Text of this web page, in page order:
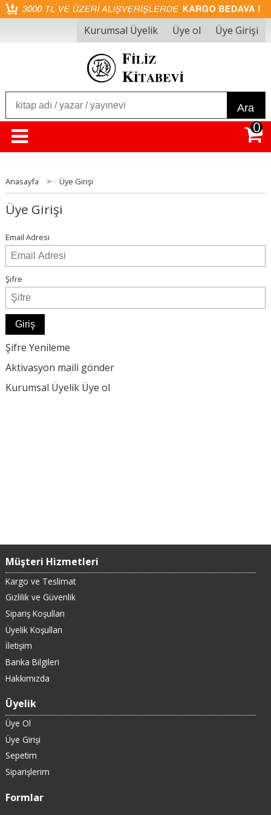
Kurumsal Üyelik Üye ol Üye Girişi
Ara
0
Anasayfa > Üye Girişi
Üye Girişi
Email Adresi
Şifre
Şifre Yenileme
Aktivasyon maili gönder
Kurumsal Üyelik Üye ol
Müşteri Hizmetleri
Kargo ve Teslimat
Gizlilik ve Güvenlik
Sipariş Koşulları
Üyelik Koşulları
İletişim
Banka Bilgileri
Hakkımızda
Üyelik
Üye Ol
Üye Girişi
Sepetim
Siparişlerim
Formlar